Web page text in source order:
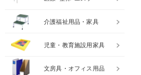
介護福祉用品・家具
児童・教育施設用家具
文房具・オフィス用品